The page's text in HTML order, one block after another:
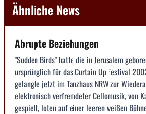
Ähnliche News
Abrupte Beziehungen
"Sudden Birds" hatte die in Jerusalem
ursprünglich für das Curtain Up Festival
gelangte jetzt im Tanzhaus NRW zur
elektronisch verfremdeter Cellomusik, von
gespielt, loten auf einer leeren weißen